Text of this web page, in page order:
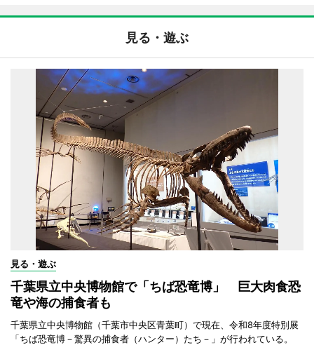
見る・遊ぶ
見る・遊ぶ
千葉県立中央博物館で「ちば恐竜博」 巨大肉食恐
竜や海の捕食者も
千葉県立中央博物館（千葉市中央区青葉町）で現在、令和8年度特別展
「ちば恐竜博－驚異の捕食者（ハンター）たち－」が行われている。